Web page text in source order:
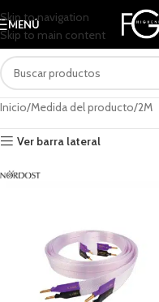
Skip to navigation
Skip to main content
MENÚ
Inicio Medida del producto 2M
Ver barra lateral